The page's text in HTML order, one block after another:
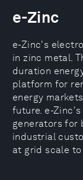
e-Zinc
e-Zinc's
in zinc metal.
duration
platform for
energy
future. e-
generators for
industrial
at grid scale